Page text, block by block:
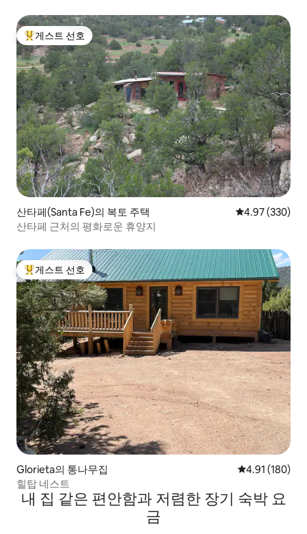
상위 게스트 선호
게스트 선호
산타페(Santa Fe)의 복토 주택 평점 4.97점(5
4.97 (330)
산타페 근처의 평화로운 휴양지
상위 게스트 선호
게스트 선호
Glorieta의 통나무집 평점 4.91점(5
4.91 (180)
힐탑 네스트
내 집 같은 편안함과 저렴한 장기 숙박 요
금